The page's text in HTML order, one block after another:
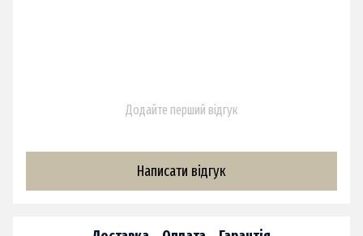
Додайте перший відгук
Написати відгук